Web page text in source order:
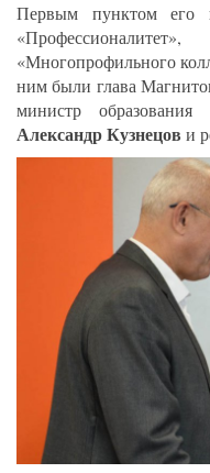
Первым пунктом его
«Многопрофильного
ним были глава
министр
Александр Кузнецов и